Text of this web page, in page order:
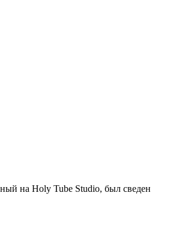
на Holy Tube Studio, был сведен